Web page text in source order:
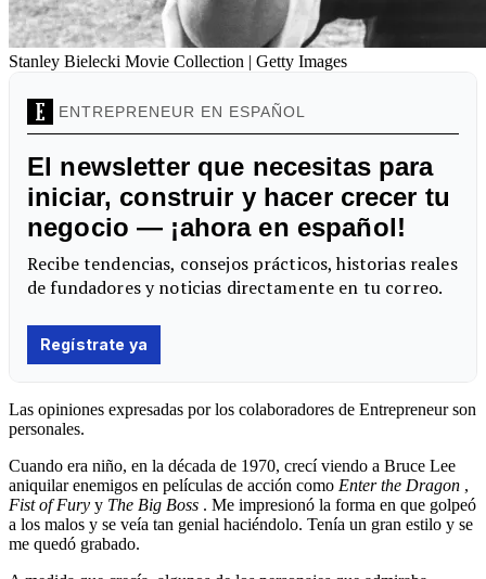
Stanley Bielecki Movie Collection | Getty Images
Las opiniones expresadas por los colaboradores de Entrepreneur son
personales.
Cuando era niño, en la década de 1970, crecí viendo a Bruce Lee
aniquilar enemigos en películas de acción como Enter the Dragon ,
Fist of Fury y The Big Boss . Me impresionó la forma en que golpeó
a los malos y se veía tan genial haciéndolo. Tenía un gran estilo y se
me quedó grabado.